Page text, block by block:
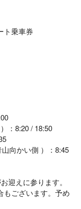
ト乗車券
：8:20 / 18:50
向かい側 ）：8:45
迎えに参ります。
もございます。予め